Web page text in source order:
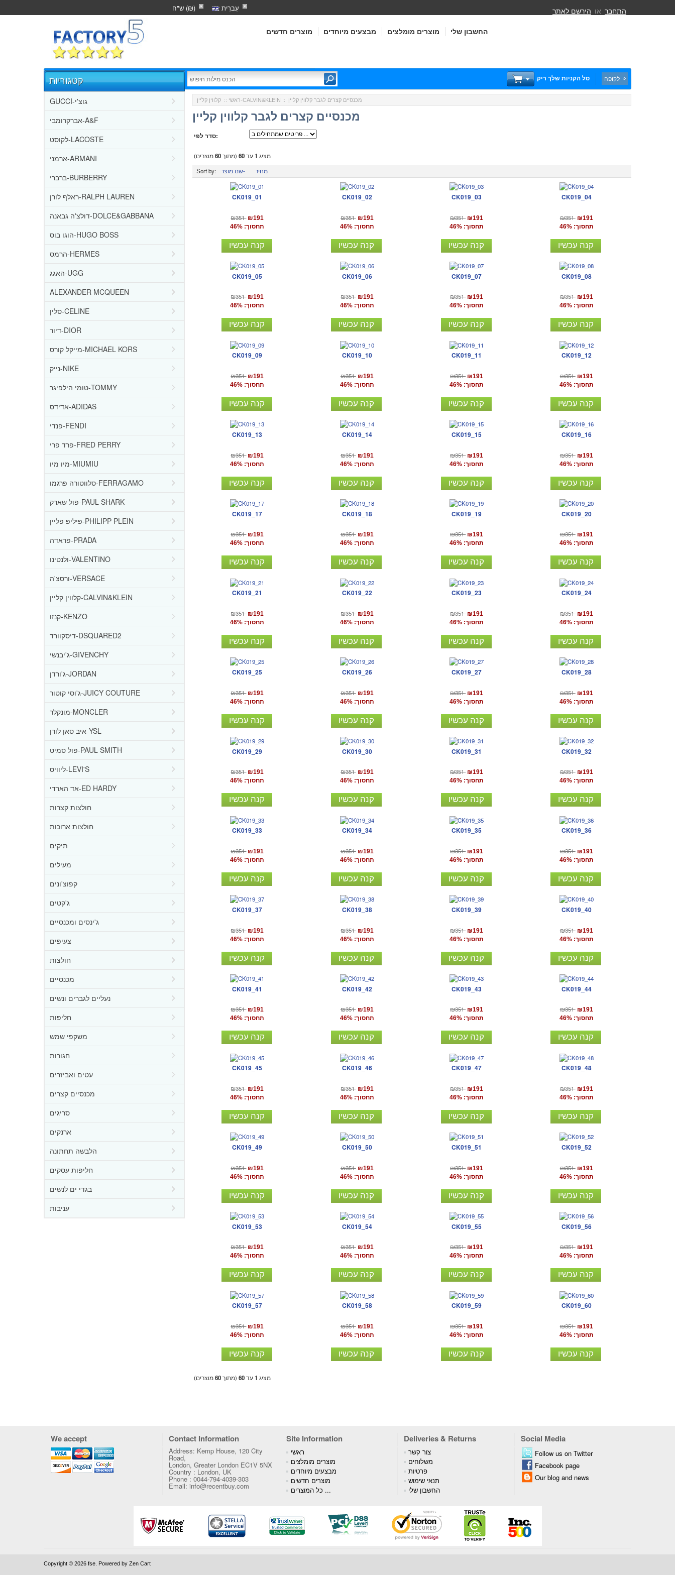
עִברִית ש"ח (₪)
מוצרים חדשים מבצעים מיוחדים מוצרים מומלצים החשבון שלי
התחבר או הירשם לאתר
סל הקניות שלך ריק לקופה
קטגוריות
GUCCI-גוצ'י
אברקרומבי-A&F
לקוסט-LACOSTE
ארמני-ARMANI
ברברי-BURBERRY
ראלף לורן-RALPH LAUREN
דולצ'ה גבאנה-DOLCE&GABBANA
הוגו בוס-HUGO BOSS
הרמס-HERMES
האגג-UGG
ALEXANDER MCQUEEN
סלין-CELINE
דיור-DIOR
מייקל קורס-MICHAEL KORS
נייק-NIKE
טומי הילפיגר-TOMMY
אדידס-ADIDAS
פנדי-FENDI
פרד פרי-FRED PERRY
מיו מיו-MIUMIU
סלווטורה פרגמו-FERRAGAMO
פול שארק-PAUL SHARK
פיליפ פליין-PHILIPP PLEIN
פראדה-PRADA
ולנטינו-VALENTINO
ורסצ'ה-VERSACE
קלווין קליין-CALVIN&KLEIN
קנזו-KENZO
דיסקוורד-DSQUARED2
ג'יבנשי-GIVENCHY
ג'ורדן-JORDAN
ג'וסי קוטור-JUICY COUTURE
מונקלר-MONCLER
איב סאן לורן-YSL
פול סמיט-PAUL SMITH
ליוויס-LEVI'S
אד הארדי-ED HARDY
חולצות קצרות
חולצות ארוכות
תיקים
מעילים
קפוצ'ונים
ג'קטים
ג'ינסים ומכנסיים
צעיפים
חולצות
מכנסיים
נעליים לגברים ונשים
חליפות
משקפי שמש
חגורות
עטים ואביזרים
מכנסיים קצרים
סריגים
ארנקים
הלבשה תחתונה
חליפות עסקים
בגדי ים לנשים
עניבות
ראשי :: קלווין קליין-CALVIN&KLEIN :: מכנסיים קצרים לגבר קלווין קליין
מכנסיים קצרים לגבר קלווין קליין
סדר לפי:
מציג 1עד60(מתוך60מוצרים)
Sort by:
שם מוצר- מחיר
CK019_01
₪351 ₪191
תחסוך: 46%
קנה עכשיו
CK019_02
₪351 ₪191
תחסוך: 46%
קנה עכשיו
CK019_03
₪351 ₪191
תחסוך: 46%
קנה עכשיו
CK019_04
₪351 ₪191
תחסוך: 46%
קנה עכשיו
CK019_05
₪351 ₪191
תחסוך: 46%
קנה עכשיו
CK019_06
₪351 ₪191
תחסוך: 46%
קנה עכשיו
CK019_07
₪351 ₪191
תחסוך: 46%
קנה עכשיו
CK019_08
₪351 ₪191
תחסוך: 46%
קנה עכשיו
CK019_09
₪351 ₪191
תחסוך: 46%
קנה עכשיו
CK019_10
₪351 ₪191
תחסוך: 46%
קנה עכשיו
CK019_11
₪351 ₪191
תחסוך: 46%
קנה עכשיו
CK019_12
₪351 ₪191
תחסוך: 46%
קנה עכשיו
CK019_13
₪351 ₪191
תחסוך: 46%
קנה עכשיו
CK019_14
₪351 ₪191
תחסוך: 46%
קנה עכשיו
CK019_15
₪351 ₪191
תחסוך: 46%
קנה עכשיו
CK019_16
₪351 ₪191
תחסוך: 46%
קנה עכשיו
CK019_17
₪351 ₪191
תחסוך: 46%
קנה עכשיו
CK019_18
₪351 ₪191
תחסוך: 46%
קנה עכשיו
CK019_19
₪351 ₪191
תחסוך: 46%
קנה עכשיו
CK019_20
₪351 ₪191
תחסוך: 46%
קנה עכשיו
CK019_21
₪351 ₪191
תחסוך: 46%
קנה עכשיו
CK019_22
₪351 ₪191
תחסוך: 46%
קנה עכשיו
CK019_23
₪351 ₪191
תחסוך: 46%
קנה עכשיו
CK019_24
₪351 ₪191
תחסוך: 46%
קנה עכשיו
CK019_25
₪351 ₪191
תחסוך: 46%
קנה עכשיו
CK019_26
₪351 ₪191
תחסוך: 46%
קנה עכשיו
CK019_27
₪351 ₪191
תחסוך: 46%
קנה עכשיו
CK019_28
₪351 ₪191
תחסוך: 46%
קנה עכשיו
CK019_29
₪351 ₪191
תחסוך: 46%
קנה עכשיו
CK019_30
₪351 ₪191
תחסוך: 46%
קנה עכשיו
CK019_31
₪351 ₪191
תחסוך: 46%
קנה עכשיו
CK019_32
₪351 ₪191
תחסוך: 46%
קנה עכשיו
CK019_33
₪351 ₪191
תחסוך: 46%
קנה עכשיו
CK019_34
₪351 ₪191
תחסוך: 46%
קנה עכשיו
CK019_35
₪351 ₪191
תחסוך: 46%
קנה עכשיו
CK019_36
₪351 ₪191
תחסוך: 46%
קנה עכשיו
CK019_37
₪351 ₪191
תחסוך: 46%
קנה עכשיו
CK019_38
₪351 ₪191
תחסוך: 46%
קנה עכשיו
CK019_39
₪351 ₪191
תחסוך: 46%
קנה עכשיו
CK019_40
₪351 ₪191
תחסוך: 46%
קנה עכשיו
CK019_41
₪351 ₪191
תחסוך: 46%
קנה עכשיו
CK019_42
₪351 ₪191
תחסוך: 46%
קנה עכשיו
CK019_43
₪351 ₪191
תחסוך: 46%
קנה עכשיו
CK019_44
₪351 ₪191
תחסוך: 46%
קנה עכשיו
CK019_45
₪351 ₪191
תחסוך: 46%
קנה עכשיו
CK019_46
₪351 ₪191
תחסוך: 46%
קנה עכשיו
CK019_47
₪351 ₪191
תחסוך: 46%
קנה עכשיו
CK019_48
₪351 ₪191
תחסוך: 46%
קנה עכשיו
CK019_49
₪351 ₪191
תחסוך: 46%
קנה עכשיו
CK019_50
₪351 ₪191
תחסוך: 46%
קנה עכשיו
CK019_51
₪351 ₪191
תחסוך: 46%
קנה עכשיו
CK019_52
₪351 ₪191
תחסוך: 46%
קנה עכשיו
CK019_53
₪351 ₪191
תחסוך: 46%
קנה עכשיו
CK019_54
₪351 ₪191
תחסוך: 46%
קנה עכשיו
CK019_55
₪351 ₪191
תחסוך: 46%
קנה עכשיו
CK019_56
₪351 ₪191
תחסוך: 46%
קנה עכשיו
CK019_57
₪351 ₪191
תחסוך: 46%
קנה עכשיו
CK019_58
₪351 ₪191
תחסוך: 46%
קנה עכשיו
CK019_59
₪351 ₪191
תחסוך: 46%
קנה עכשיו
CK019_60
₪351 ₪191
תחסוך: 46%
קנה עכשיו
מציג 1עד60(מתוך60מוצרים)
We accept Contact Information Site Information Deliveries & Returns Social Media
Address: Kemp House, 120 City
Road,
London, Greater London EC1V 5NX
Country : London, UK
Phone : 0044-794-4039-303
Email: info@recentbuy.com
ראשי
מוצרים מומלצים
מבצעים מיוחדים
מוצרים חדשים
כל המוצרים ...
צור קשר
משלוחים
פרטיות
תנאי שימוש
החשבון שלי
Follow us on Twitter
Facebook page
Our blog and news
Copyright © 2026 fse . Powered by Zen Cart